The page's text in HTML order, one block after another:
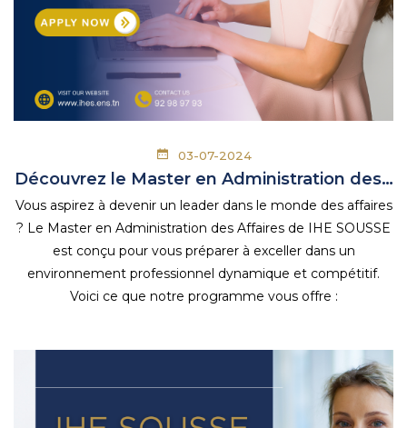
03-07-2024
Découvrez le Master en Administration des…
Vous aspirez à devenir un leader dans le monde des affaires
? Le Master en Administration des Affaires de IHE SOUSSE
est conçu pour vous préparer à exceller dans un
environnement professionnel dynamique et compétitif.
Voici ce que notre programme vous offre :